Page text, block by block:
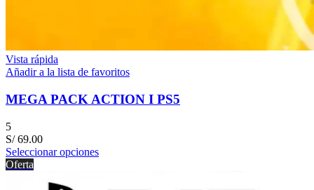
Vista rápida
Añadir a la lista de favoritos
MEGA PACK ACTION I PS5
5
S/69.00
Seleccionar opciones
Oferta